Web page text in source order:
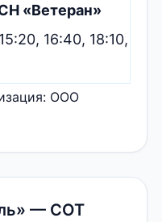
«Ветеран»
16:40, 18:10,
ООО
— СОТ